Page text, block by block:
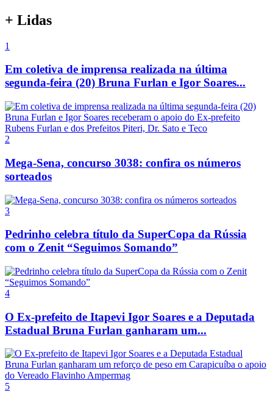
+ Lidas
1
Em coletiva de imprensa realizada na última
segunda-feira (20) Bruna Furlan e Igor Soares...
2
Mega-Sena, concurso 3038: confira os números
sorteados
3
Pedrinho celebra título da SuperCopa da Rússia
com o Zenit “Seguimos Somando”
4
O Ex-prefeito de Itapevi Igor Soares e a Deputada
Estadual Bruna Furlan ganharam um...
5